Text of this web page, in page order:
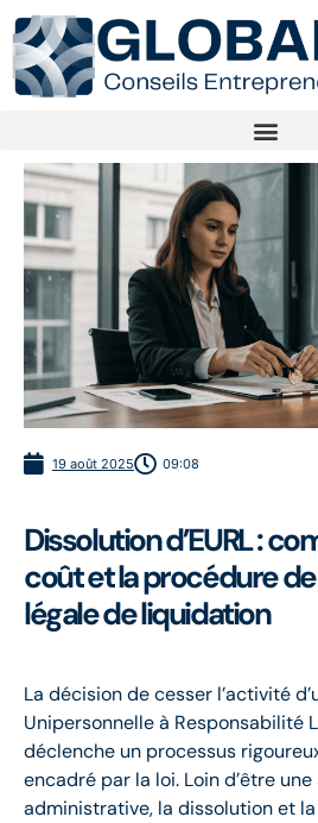
19 août 2025 09:08
Dissolution d’EURL :
coût et la procédure de
légale de liquidation
La décision de cesser l’activité
Unipersonnelle à Responsabilité
déclenche un processus
encadré par la loi. Loin d’être
administrative, la dissolution et